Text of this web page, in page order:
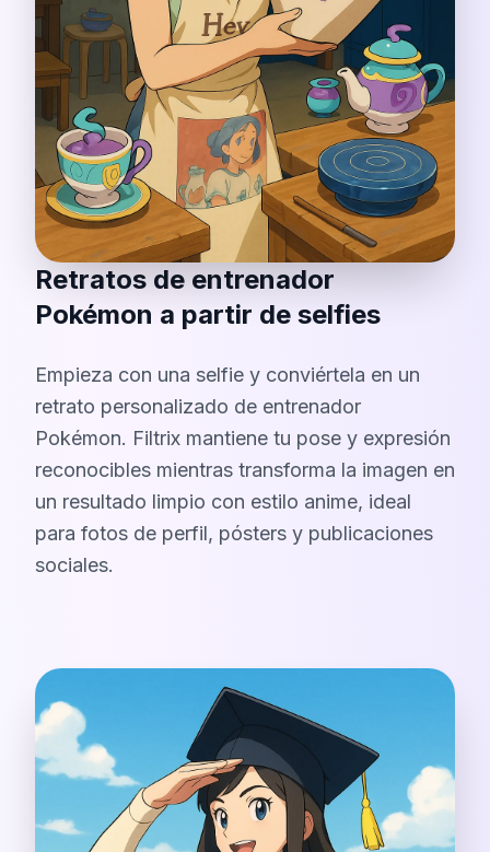
Retratos de entrenador
Pokémon a partir de selfies
Empieza con una selfie y conviértela en un
retrato personalizado de entrenador
Pokémon. Filtrix mantiene tu pose y expresión
reconocibles mientras transforma la imagen en
un resultado limpio con estilo anime, ideal
para fotos de perfil, pósters y publicaciones
sociales.